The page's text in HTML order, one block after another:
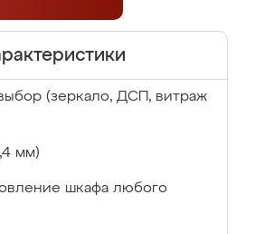
(зеркало, ДСП, витраж
мм)
шкафа любого